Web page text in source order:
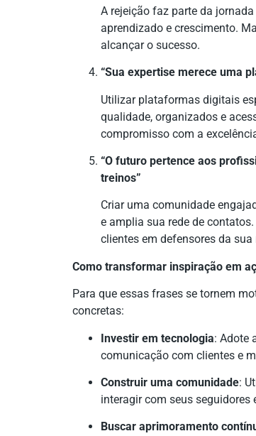
A rejeição faz parte da
aprendizado e crescimento.
alcançar o sucesso.
“Sua expertise merece uma
Utilizar plataformas digitais
qualidade, organizados e
compromisso com a
“O futuro pertence aos
treinos”
Criar uma comunidade
e amplia sua rede de
clientes em defensores da sua
Como transformar inspiração em
Para que essas frases se tornem
concretas:
Investir em tecnologia: Adote
comunicação com clientes e
Construir uma comunidade:
interagir com seus seguidores
Buscar aprimoramento